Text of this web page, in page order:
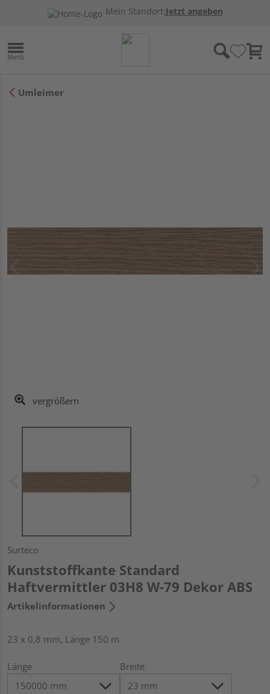
Mein Standort:Jetzt angeben
Umleimer
vergrößern
Surteco
Kunststoffkante Standard
Haftvermittler 03H8 W-79 Dekor ABS
Artikelinformationen
23 x 0,8 mm, Länge 150 m
Länge Breite